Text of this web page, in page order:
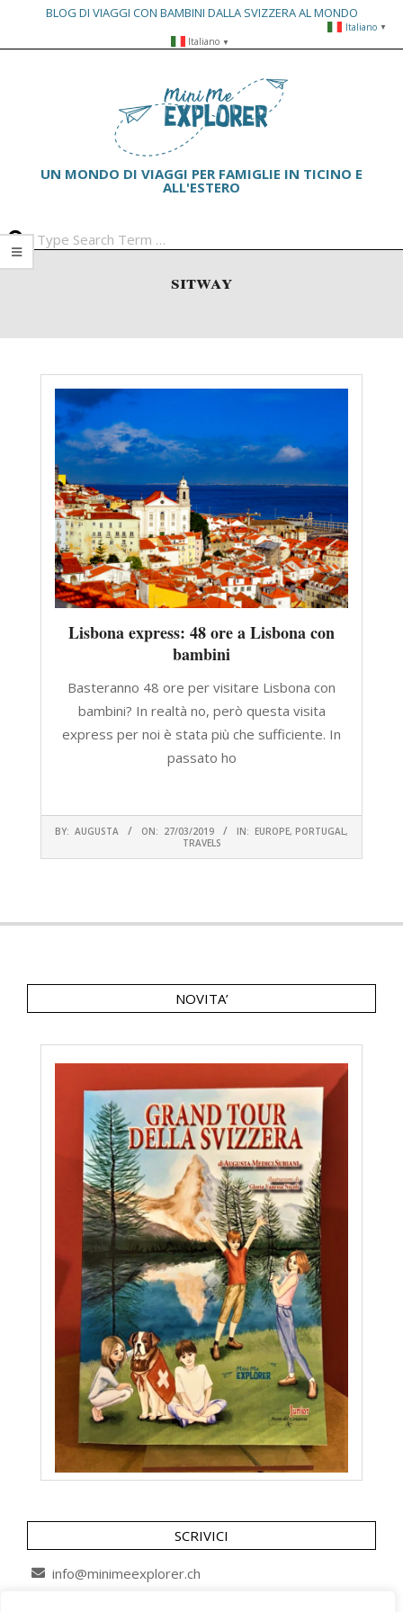
BLOG DI VIAGGI CON BAMBINI DALLA SVIZZERA AL MONDO
Italiano ▼
UN MONDO DI VIAGGI PER FAMIGLIE IN TICINO E
ALL'ESTERO
sitway
Lisbona express: 48 ore a Lisbona con
bambini
Basteranno 48 ore per visitare Lisbona con
bambini? In realtà no, però questa visita
express per noi è stata più che sufficiente. In
passato ho
2019-
27
BY: AUGUSTA ON: 27/03/2019 IN: EUROPE, PORTUGAL,
TRAVELS
NOVITA’
SCRIVICI
info@minimeexplorer.ch
Italiano ▼